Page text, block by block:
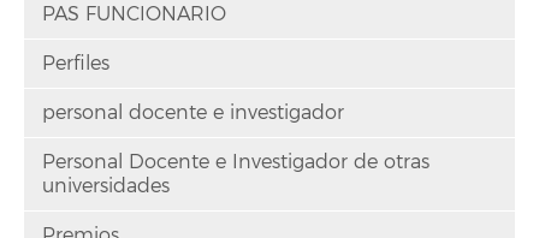
PAS FUNCIONARIO
Perfiles
personal docente e investigador
Personal Docente e Investigador de otras
universidades